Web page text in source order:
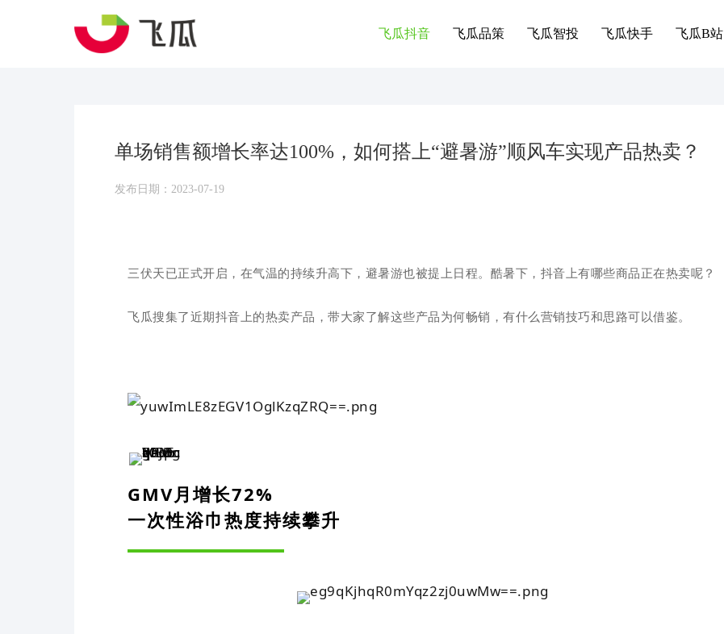
飞瓜抖音 飞瓜品策 飞瓜智投 飞瓜快手 飞瓜B站
单场销售额增长率达100%，如何搭上“避暑游”顺风车实现产品热卖？
发布日期：2023-07-19
三伏天已正式开启，在气温的持续升高下，避暑游也被提上日程。酷暑下，抖音上有哪些商品正在热卖呢？
飞瓜搜集了近期抖音上的热卖产品，带大家了解这些产品为何畅销，有什么营销技巧和思路可以借鉴。
GMV月增长72%
一次性浴巾热度持续攀升